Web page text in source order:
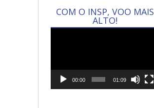
COM O INSP, VOO MAIS
ALTO!
00:00 01:09